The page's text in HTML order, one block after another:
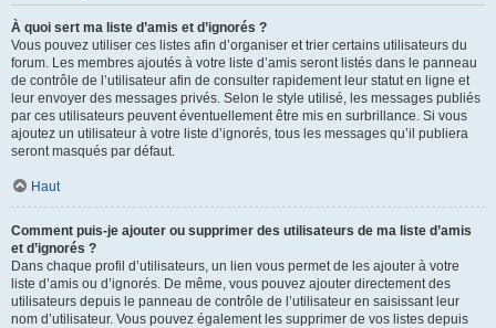
À quoi sert ma liste d’amis et d’ignorés ?
Vous pouvez utiliser ces listes afin d’organiser et trier certains utilisateurs du
forum. Les membres ajoutés à votre liste d’amis seront listés dans le panneau
de contrôle de l’utilisateur afin de consulter rapidement leur statut en ligne et
leur envoyer des messages privés. Selon le style utilisé, les messages publiés
par ces utilisateurs peuvent éventuellement être mis en surbrillance. Si vous
ajoutez un utilisateur à votre liste d’ignorés, tous les messages qu’il publiera
seront masqués par défaut.
Haut
Comment puis-je ajouter ou supprimer des utilisateurs de ma liste d’amis
et d’ignorés ?
Dans chaque profil d’utilisateurs, un lien vous permet de les ajouter à votre
liste d’amis ou d’ignorés. De même, vous pouvez ajouter directement des
utilisateurs depuis le panneau de contrôle de l’utilisateur en saisissant leur
nom d’utilisateur. Vous pouvez également les supprimer de vos listes depuis